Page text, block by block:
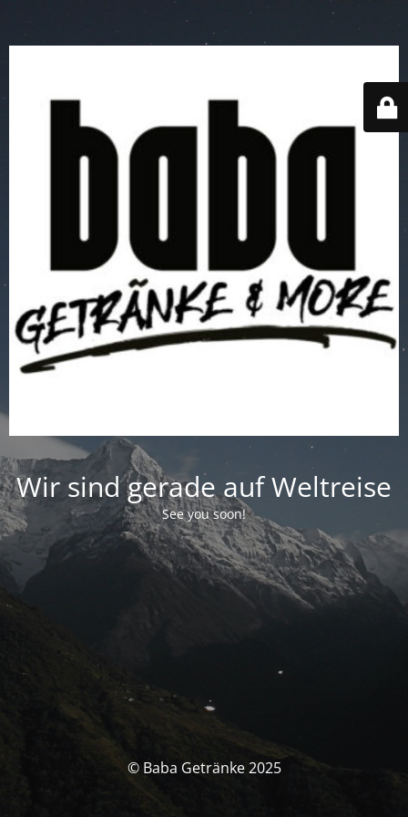
Wir sind gerade auf Weltreise
See you soon!
© Baba Getränke 2025